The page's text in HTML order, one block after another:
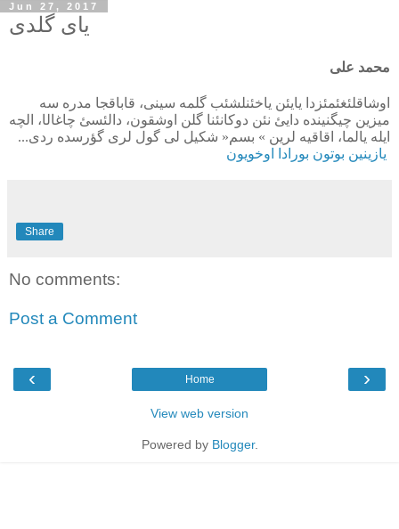
Jun 27, 2017
یای گلدی
محمد علی
اوشاقلئغئمئزدا یایئن یاخئنلشئب گلمه سینی، قاباقجا مدره سه
میزین چیگنینده دایئ نئن دوکانئنا گلن اوشقون، دالئسئ چاغالا، الچه
ایله یالما، اقاقیه لرین « بسم» شکیل لی گول لری گؤرسده ردی...
Share
No comments:
Post a Comment
‹ ›
Home
View web version
Powered by Blogger.